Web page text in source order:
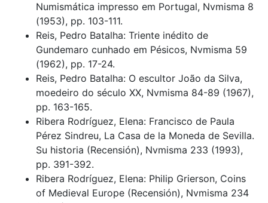
Numismática impresso em Portugal, Nvmisma 8
(1953), pp. 103-111.
Reis, Pedro Batalha: Triente inédito de
Gundemaro cunhado em Pésicos, Nvmisma 59
(1962), pp. 17-24.
Reis, Pedro Batalha: O escultor João da Silva,
moedeiro do século XX, Nvmisma 84-89 (1967),
pp. 163-165.
Ribera Rodríguez, Elena: Francisco de Paula
Pérez Sindreu, La Casa de la Moneda de Sevilla.
Su historia (Recensión), Nvmisma 233 (1993),
pp. 391-392.
Ribera Rodríguez, Elena: Philip Grierson, Coins
of Medieval Europe (Recensión), Nvmisma 234